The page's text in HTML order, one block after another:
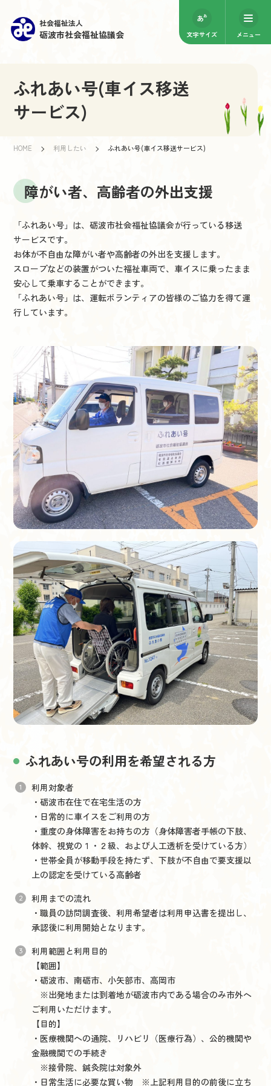
社会福祉法人
砺波市社会福祉協議会 文字サイズ メニュー
ふれあい号(車イス移送
サービス)
HOME 利用したい ふれあい号(車イス移送サービス)
障がい者、高齢者の外出支援
「ふれあい号」は、砺波市社会福祉協議会が行っている移送
サービスです。
お体が不自由な障がい者や高齢者の外出を支援します。
スロープなどの装置がついた福祉車両で、車イスに乗ったまま
安心して乗車することができます。
「ふれあい号」は、運転ボランティアの皆様のご協力を得て運
行しています。
ふれあい号の利用を希望される方
利用対象者
・砺波市在住で在宅生活の方
・日常的に車イスをご利用の方
・重度の身体障害をお持ちの方（身体障害者手帳の下肢、
体幹、視覚の１・２級、および人工透析を受けている方）
・世帯全員が移動手段を持たず、下肢が不自由で要支援以
上の認定を受けている高齢者
利用までの流れ
・職員の訪問調査後、利用希望者は利用申込書を提出し、
承認後に利用開始となります。
利用範囲と利用目的
【範囲】
・砺波市、南砺市、小矢部市、高岡市
※出発地または到着地が砺波市内である場合のみ市外へ
ご利用いただけます。
【目的】
・医療機関への通院、リハビリ（医療行為）、公的機関や
金融機関での手続き
※接骨院、鍼灸院は対象外
・日常生活に必要な買い物 ※上記利用目的の前後に立ち